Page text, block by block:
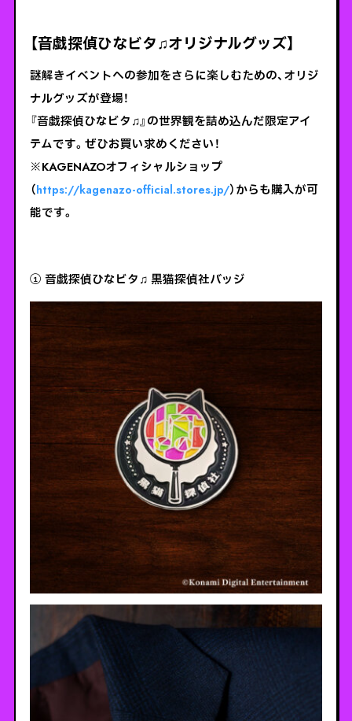
【音戯探偵ひなビタ♫オリジナルグッズ】
謎解きイベントへの参加をさらに楽しむための、オリジ
ナルグッズが登場！
『音戯探偵ひなビタ♫』の世界観を詰め込んだ限定アイ
テムです。ぜひお買い求めください！
※KAGENAZOオフィシャルショップ
（https://kagenazo-official.stores.jp/）からも購入が可
能です。
① 音戯探偵ひなビタ♫ 黒猫探偵社バッジ